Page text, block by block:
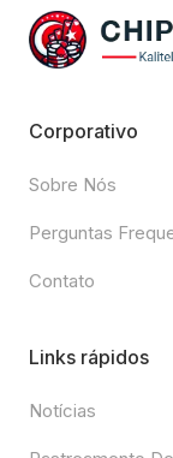
Corporativo
Sobre Nós
Perguntas
Contato
Links rápidos
Notícias